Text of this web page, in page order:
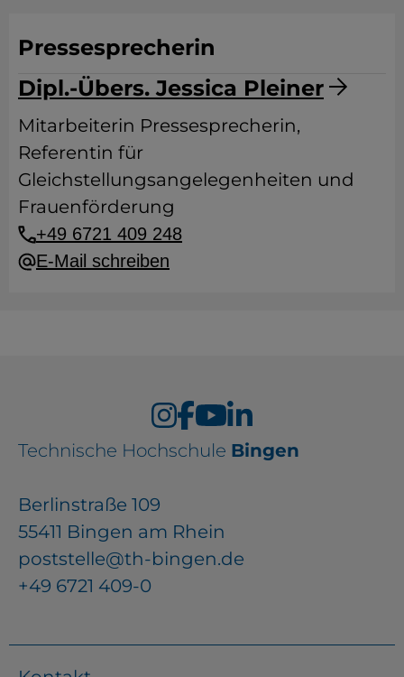
Dipl.-Übers. Jessica Pleiner
Pressesprecherin
Mitarbeiterin Pressesprecherin,
Referentin für
Gleichstellungsangelegenheiten und
Frauenförderung
+49 6721 409 248
E-Mail schreiben
Technische Hochschule Bingen
Berlinstraße 109
55411 Bingen am Rhein
poststelle@th-bingen.de
+49 6721 409-0